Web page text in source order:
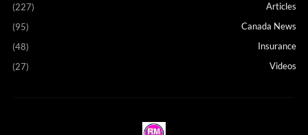
Articles
(227)
Canada News
(95)
Insurance
(48)
Videos
(27)